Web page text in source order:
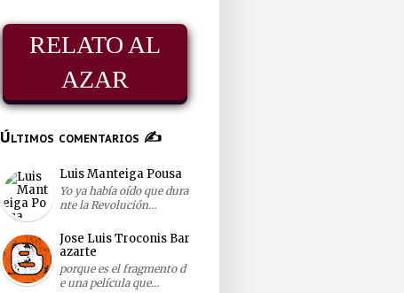
RELATO AL
AZAR
Últimos comentarios ✍
Luis Manteiga Pousa
Yo ya había oído que dura
nte la Revolución…
Jose Luis Troconis Bar
azarte
porque es el fragmento d
e una película que…